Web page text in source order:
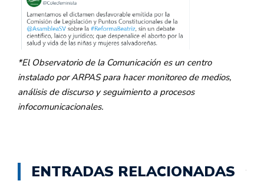
*El Observatorio de la Comunicación es un centro
instalado por ARPAS para hacer monitoreo de medios,
análisis de discurso y seguimiento a procesos
infocomunicacionales.
ENTRADAS RELACIONADAS